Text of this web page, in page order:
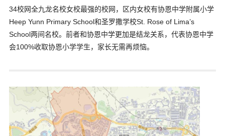
34校网全九龙名校女校最强的校网，区内女校有协恩中学附属小学
Heep Yunn Primary School和圣罗撒学校St. Rose of Lima’s
School两间名校。前者和协恩中学更加是结龙关系，代表协恩中学
会100%收取协恩小学学生，家长无需再烦恼。